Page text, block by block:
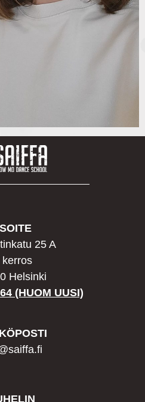
25 A
kerros
Helsinki
(HUOM UUSI)